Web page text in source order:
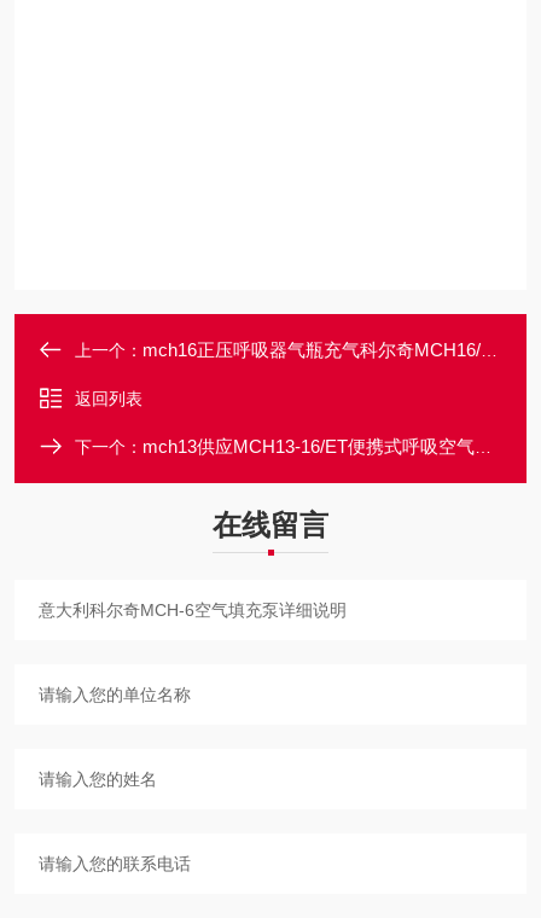
上一个： mch16正压呼吸器气瓶充气科尔奇MCH16/ET填充泵
返回列表
下一个： mch13供应MCH13-16/ET便携式呼吸空气填充泵
在线留言